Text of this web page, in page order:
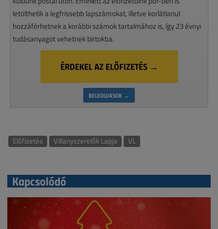
letölthetik a legfrissebb lapszámokat, illetve korlátlanul
hozzáférhetnek a korábbi számok tartalmához is, így 23 évnyi
tudásanyagot vehetnek bírtokba.
ÉRDEKEL AZ ELŐFIZETÉS →
BELEOLVASOK →
Előfizetés Villanyszerelők Lapja VL
Kapcsolódó